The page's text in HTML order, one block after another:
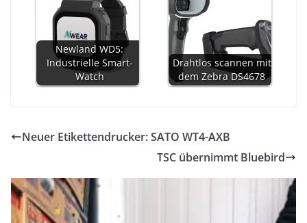
Newland WD5:
Industrielle Smart-
Watch
Drahtlos scannen mit
dem Zebra DS4678
Neuer Etikettendrucker: SATO WT4-AXB
TSC übernimmt Bluebird